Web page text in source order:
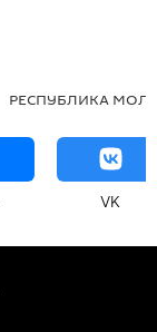
РЕСПУБЛИКА
VK